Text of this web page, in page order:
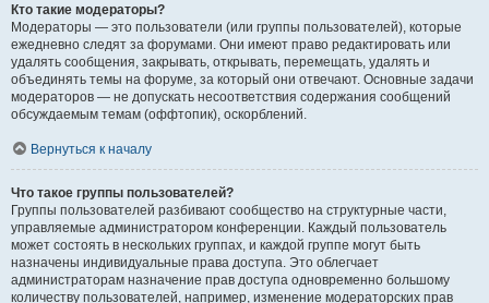
Кто такие модераторы?
Модераторы — это пользователи (или группы пользователей), которые
ежедневно следят за форумами. Они имеют право редактировать или
удалять сообщения, закрывать, открывать, перемещать, удалять и
объединять темы на форуме, за который они отвечают. Основные задачи
модераторов — не допускать несоответствия содержания сообщений
обсуждаемым темам (оффтопик), оскорблений.
Вернуться к началу
Что такое группы пользователей?
Группы пользователей разбивают сообщество на структурные части,
управляемые администратором конференции. Каждый пользователь
может состоять в нескольких группах, и каждой группе могут быть
назначены индивидуальные права доступа. Это облегчает
администраторам назначение прав доступа одновременно большому
количеству пользователей, например, изменение модераторских прав